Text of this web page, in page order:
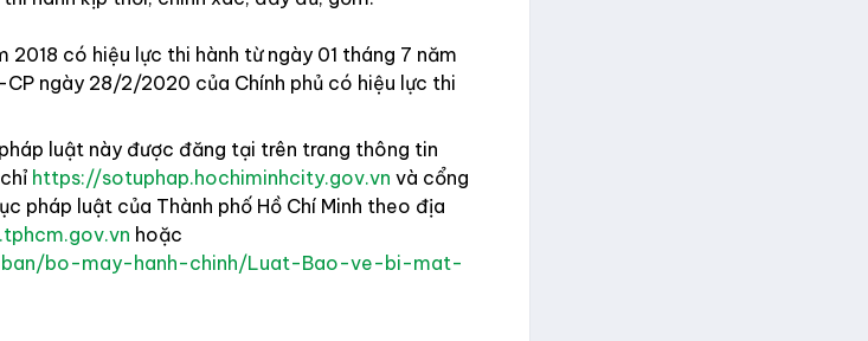
2018 có hiệu lực thi hành từ ngày 01 tháng 7 năm
ngày 28/2/2020 của Chính phủ có hiệu lực thi
luật này được đăng tại trên trang thông tin
https://sotuphap.hochiminhcity.gov.vn và cổng
pháp luật của Thành phố Hồ Chí Minh theo địa
hoặc
ban/bo-may-hanh-chinh/Luat-Bao-ve-bi-mat-